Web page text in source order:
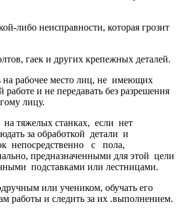
либо неисправности, которая грозит
гаек и других крепежных деталей.
на рабочее место лиц, не имеющих
и не передавать без разрешения
лицу.
тяжелых станках, если нет
за обработкой детали и
непосредственно с пола,
предназначенными для этой цели
подставка­ми или лестницами.
или учеником, обучать его
работы и следить за их .выполнением.